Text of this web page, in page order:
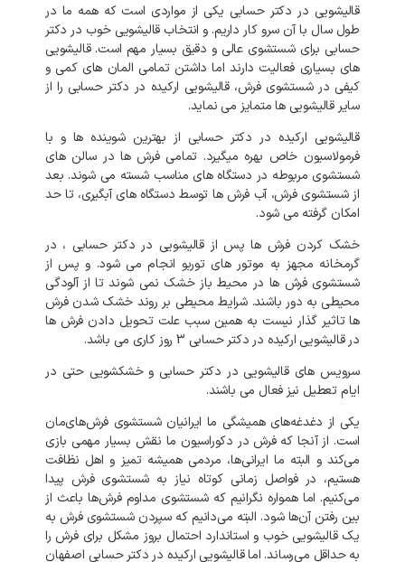
قالیشویی در دکتر حسابی یکی از مواردی است که همه ما در
طول سال با آن سرو کار داریم. و انتخاب قالیشویی خوب در دکتر
حسابی برای شستشوی عالی و دقیق بسیار مهم است.قالیشویی
های بسیاری فعالیت دارند اما داشتن تمامی المان های کمی و
کیفی در شستشوی فرش، قالیشویی ارکیده در دکتر حسابی را از
سایر قالیشویی ها متمایز می نماید.
قالیشویی ارکیده در دکتر حسابی از بهترین شوینده ها و با
فرمولاسیون خاص بهره میگیرد. تمامی فرش ها در سالن های
شستشوی مربوطه در دستگاه های مناسب شسته می شوند. بعد
از شستشوی فرش، آب فرش ها توسط دستگاه های آبگیری، تا حد
امکان گرفته می شود.
خشک کردن فرش ها پس از قالیشویی در دکتر حسابی ، در
گرمخانه مجهز به موتور های توربو انجام می شود. و پس از
شستشوی فرش ها در محیط باز خشک نمی شوند تا از آلودگی
محیطی به دور باشند. شرایط محیطی بر روند خشک شدن فرش
ها تاثیر گذار نیست به همین سبب علت تحویل دادن فرش ها
در قالیشویی ارکیده در دکتر حسابی روز کاری می باشد.
سرویس های قالیشویی در دکتر حسابی و خشکشویی حتی در
ایام تعطیل نیز فعال می باشند.
یکی از دغدغه‌های همیشگی ما ایرانیان شستشوی فرش‌های‌مان
است. از آنجا که فرش در دکوراسیون ما نقش بسیار مهمی بازی
می‌کند و البته ما ایرانی‌ها، مردمی همیشه تمیز و اهل نظافت
هستیم، در فواصل زمانی کوتاه نیاز به شستشوی فرش پیدا
می‌کنیم. اما همواره نگرانیم که شستشوی مداوم فرش‌ها باعث از
بین رفتن آن‌ها شود. البته می‌دانیم که سپردن شستشوی فرش به
یک قالیشویی خوب و استاندارد احتمال بروز مشکل برای فرش را
به‌ حداقل می‌رساند. اماقالیشویی ارکیده در دکتر حسابی اصفهان